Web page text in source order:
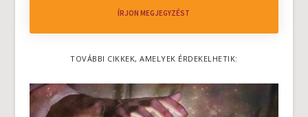
ÍRJON MEGJEGYZÉST
TOVÁBBI CIKKEK, AMELYEK ÉRDEKELHETIK: